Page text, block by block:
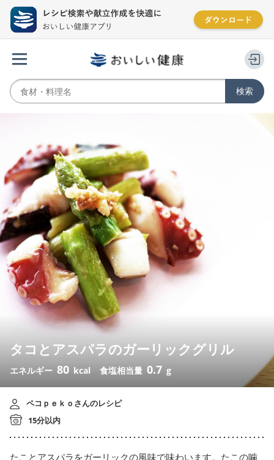
タコとアスパラのガーリックグリル
エネルギー 80 kcal 食塩相当量 0.7 g
ペコｐｅｋｏさんのレシピ
15分以内
たことアスパラをガーリックの風味で味わいます。たこの噛